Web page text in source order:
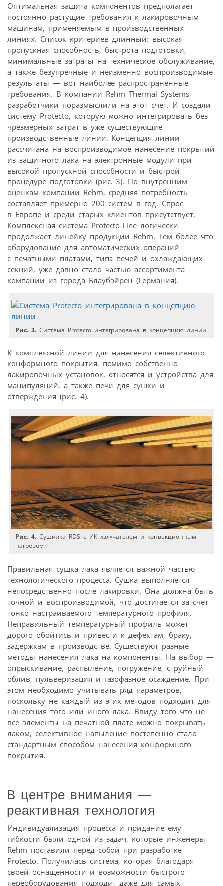
Оптимальная защита компонентов предполагает
постоянно растущие требования к лакировочным
машинам, применяемым в производственных
линиях. Список критериев длинный: высокая
пропускная способность, быстрота подготовки,
минимальные затраты на техническое обслуживание,
а также безупречные и неизменно воспроизводимые
результаты — вот наиболее распространенные
требования. В компании Rehm Thermal Systems
разработчики поразмыслили на этот счет. И создали
систему Protecto, которую можно интегрировать без
чрезмерных затрат в уже существующие
производственные линии. Концепция линии
рассчитана на воспроизводимое нанесение покрытий
из защитного лака на электронные модули при
высокой пропускной способности и быстрой
процедуре подготовки (рис. 3). По внутренним
оценкам компании Rehm, средняя потребность
составляет примерно 200 систем в год. Спрос
в Европе и среди старых клиентов присутствует.
Комплексная система Protecto-Line логически
продолжает линейку продукции Rehm. Тем более что
оборудование для автоматических операций
с печатными платами, типа печей и охлаждающих
секций, уже давно стало частью ассортимента
компании из города Блаубойрен (Германия).
Рис. 3. Система Protecto интегрирована в концепцию линии
К комплексной линии для нанесения селективного
конформного покрытия, помимо собственно
лакировочных установок, относятся и устройства для
манипуляций, а также печи для сушки и
отверждения (рис. 4).
Рис. 4. Cушилка RDS с ИК-излучателем и конвекционным
нагревом
Правильная сушка лака является важной частью
технологического процесса. Сушка выполняется
непосредственно после лакировки. Она должна быть
точной и воспроизводимой, что достигается за счет
тонко настраиваемого температурного профиля.
Неправильный температурный профиль может
дорого обойтись и привести к дефектам, браку,
задержкам в производстве. Существуют разные
методы нанесения лака на компоненты. На выбор —
опрыскивание, распыление, погружение, струйный
облив, пульверизация и газофазное осаждение. При
этом необходимо учитывать ряд параметров,
поскольку не каждый из этих методов подходит для
нанесения того или иного лака. Ввиду того что не
все элементы на печатной плате можно покрывать
лаком, селективное напыление постепенно стало
стандартным способом нанесения конформного
покрытия.
В центре внимания —
реактивная технология
Индивидуализация процесса и придание ему
гибкости были одной из задач, которые инженеры
Rehm поставили перед собой при разработке
Protecto. Получилась система, которая благодаря
своей оснащенности и возможности быстрого
переоборудования подходит даже для самых